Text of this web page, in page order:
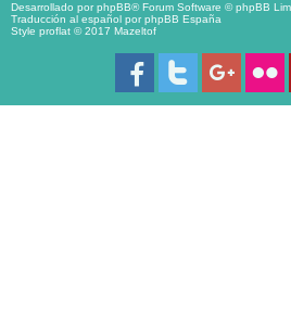
Desarrollado porphpBB® Forum Software © phpBB
Traducción al español porphpBB España
Style proflat © 2017 Mazeltof